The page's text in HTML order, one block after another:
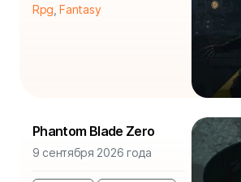
Rpg ,Fantasy
Phantom Blade Zero
9 сентября 2026 года